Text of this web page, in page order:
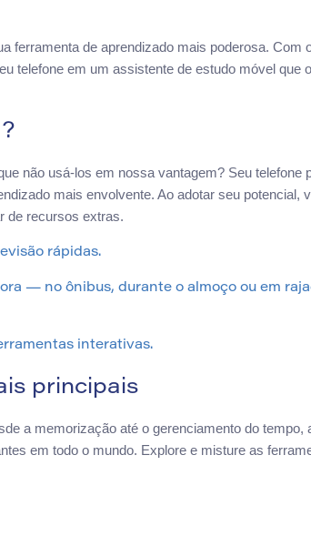
ferramenta de aprendizado mais poderosa. Com
telefone em um assistente de estudo móvel que o
não usá-los em nossa vantagem? Seu telefone
mais envolvente. Ao adotar seu potencial,
de recursos extras.
rápidas.
— no ônibus, durante o almoço ou em
interativas.
principais
a memorização até o gerenciamento do tempo,
em todo o mundo. Explore e misture as